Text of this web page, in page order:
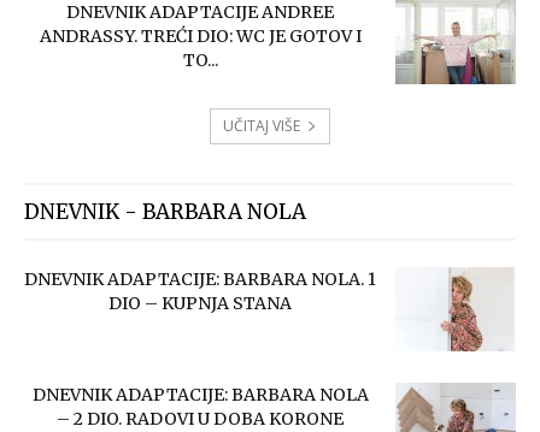
DNEVNIK ADAPTACIJE ANDREE
ANDRASSY. TREĆI DIO: WC JE GOTOV I
TO...
UČITAJ VIŠE
DNEVNIK - BARBARA NOLA
DNEVNIK ADAPTACIJE: BARBARA NOLA. 1
DIO – KUPNJA STANA
DNEVNIK ADAPTACIJE: BARBARA NOLA
– 2 DIO. RADOVI U DOBA KORONE